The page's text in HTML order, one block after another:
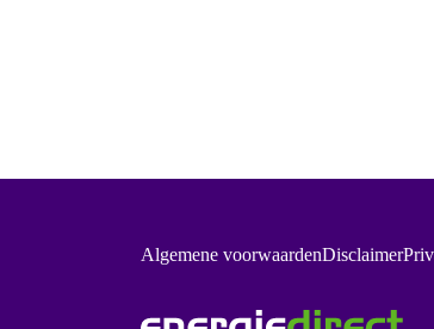
Algemene voorwaardenDisclaimer